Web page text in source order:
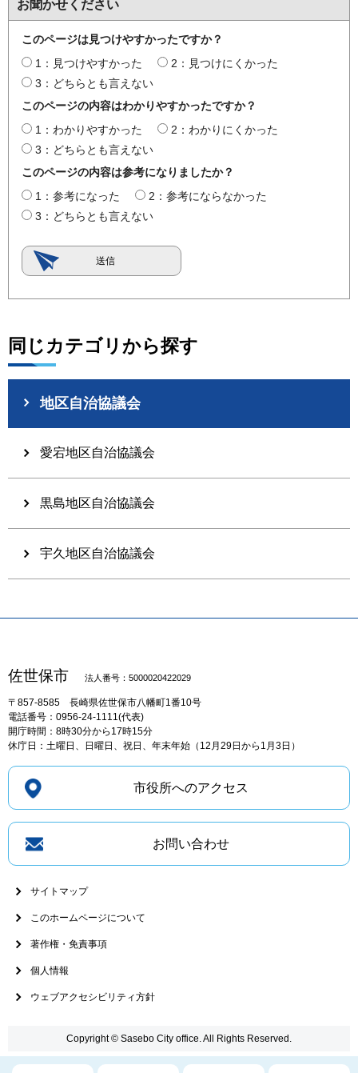
お聞かせください
このページは見つけやすかったですか？
1：見つけやすかった
2：見つけにくかった
3：どちらとも言えない
このページの内容はわかりやすかったですか？
1：わかりやすかった
2：わかりにくかった
3：どちらとも言えない
このページの内容は参考になりましたか？
1：参考になった
2：参考にならなかった
3：どちらとも言えない
同じカテゴリから探す
地区自治協議会
愛宕地区自治協議会
黒島地区自治協議会
宇久地区自治協議会
佐世保市 法人番号：5000020422029
〒857-8585 長崎県佐世保市八幡町1番10号
電話番号：0956-24-1111(代表)
開庁時間：8時30分から17時15分
休庁日：土曜日、日曜日、祝日、年末年始（12月29日から1月3日）
市役所へのアクセス
お問い合わせ
サイトマップ
このホームページについて
著作権・免責事項
個人情報
ウェブアクセシビリティ方針
Copyright © Sasebo City office. All Rights Reserved.